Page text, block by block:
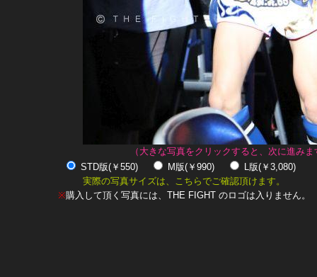
（大きな写真をクリックすると、次に進みま
STD版(￥550)
M版(￥990)
L版(￥3,080)
実際の写真サイズは、こちらでご確認頂けます。
※購入して頂く写真には、THE FIGHT のロゴは入りません。